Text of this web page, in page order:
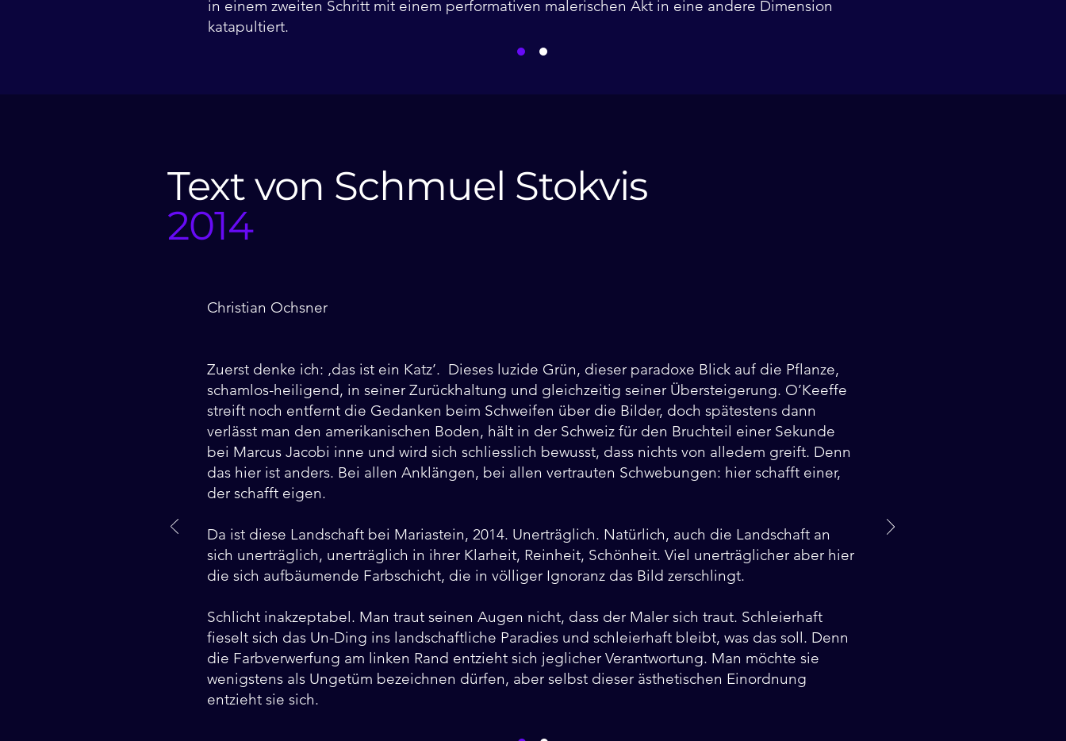
in einem zweiten Schritt mit einem performativen malerischen Akt in eine andere Dimension
katapultiert.
Text von Schmuel Stokvis
2014
Christian Ochsner
Zuerst denke ich: ‚das ist ein Katz’. Dieses luzide Grün, dieser paradoxe Blick auf die Pflanze,
schamlos-heiligend, in seiner Zurückhaltung und gleichzeitig seiner Übersteigerung. O’Keeffe
streift noch entfernt die Gedanken beim Schweifen über die Bilder, doch spätestens dann
verlässt man den amerikanischen Boden, hält in der Schweiz für den Bruchteil einer Sekunde
bei Marcus Jacobi inne und wird sich schliesslich bewusst, dass nichts von alledem greift. Denn
das hier ist anders. Bei allen Anklängen, bei allen vertrauten Schwebungen: hier schafft einer,
der schafft eigen.
Da ist diese Landschaft bei Mariastein, 2014. Unerträglich. Natürlich, auch die Landschaft an
sich unerträglich, unerträglich in ihrer Klarheit, Reinheit, Schönheit. Viel unerträglicher aber hier
die sich aufbäumende Farbschicht, die in völliger Ignoranz das Bild zerschlingt.
Schlicht inakzeptabel. Man traut seinen Augen nicht, dass der Maler sich traut. Schleierhaft
fieselt sich das Un-Ding ins landschaftliche Paradies und schleierhaft bleibt, was das soll. Denn
die Farbverwerfung am linken Rand entzieht sich jeglicher Verantwortung. Man möchte sie
wenigstens als Ungetüm bezeichnen dürfen, aber selbst dieser ästhetischen Einordnung
entzieht sie sich.